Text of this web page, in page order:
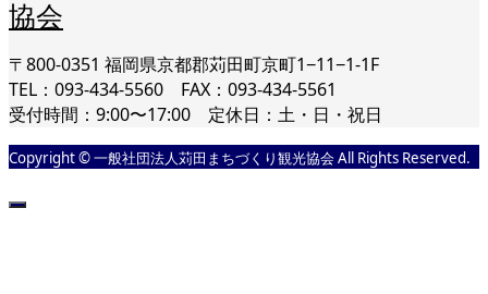
〒800-0351 福岡県京都郡苅田町京町1−11−1-1F
TEL：093-434-5560 FAX：093-434-5561
受付時間：9:00〜17:00 定休日：土・日・祝日
Copyright © 一般社団法人苅田まちづくり観光協会 All Rights Reserved.